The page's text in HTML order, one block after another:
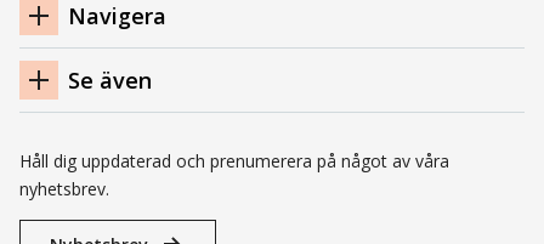
Navigera
Se även
Håll dig uppdaterad och prenumerera på något av våra
nyhetsbrev.